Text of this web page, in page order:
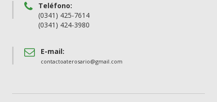
Teléfono:
(0341) 425-7614
(0341) 424-3980
E-mail:
contactoaterosario@gmail.com